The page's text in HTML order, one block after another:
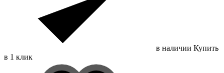
в наличии Купить
в 1 клик